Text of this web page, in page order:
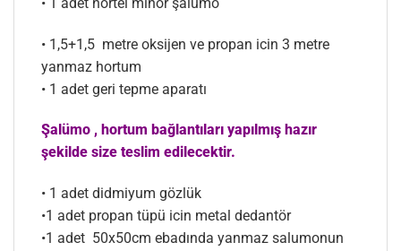
• 1,5+1,5 metre oksijen ve propan icin 3 metre
yanmaz hortum
• 1 adet geri tepme aparatı
Şalümo , hortum bağlantıları yapılmış hazır
şekilde size teslim edilecektir.
• 1 adet didmiyum gözlük
•1 adet propan tüpü icin metal dedantör
•1 adet 50x50cm ebadında yanmaz salumonun